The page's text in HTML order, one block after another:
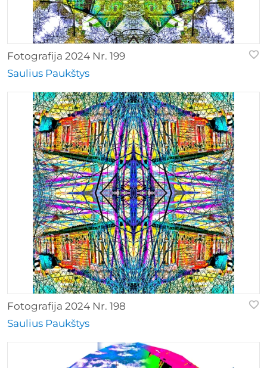
Fotografija 2024 Nr. 199
Saulius Paukštys
Fotografija 2024 Nr. 198
Saulius Paukštys